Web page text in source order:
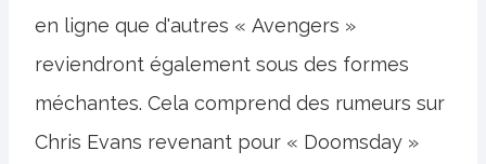
en ligne que d'autres « Avengers »
reviendront également sous des formes
méchantes. Cela comprend des rumeurs sur
Chris Evans revenant pour « Doomsday »